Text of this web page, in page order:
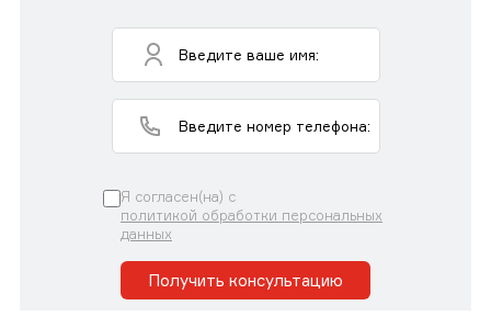
Я согласен(на) с
политикой обработки персональных
данных
Получить консультацию